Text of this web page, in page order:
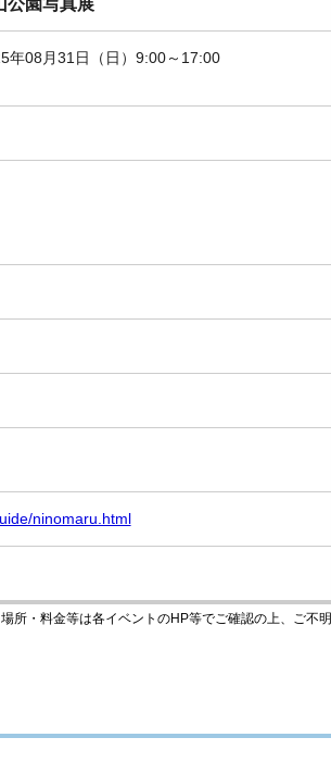
公園写真展
年08月31日（日）9:00～17:00
ninomaru.html
所・料金等は各イベントのHP等でご確認の上、ご不明